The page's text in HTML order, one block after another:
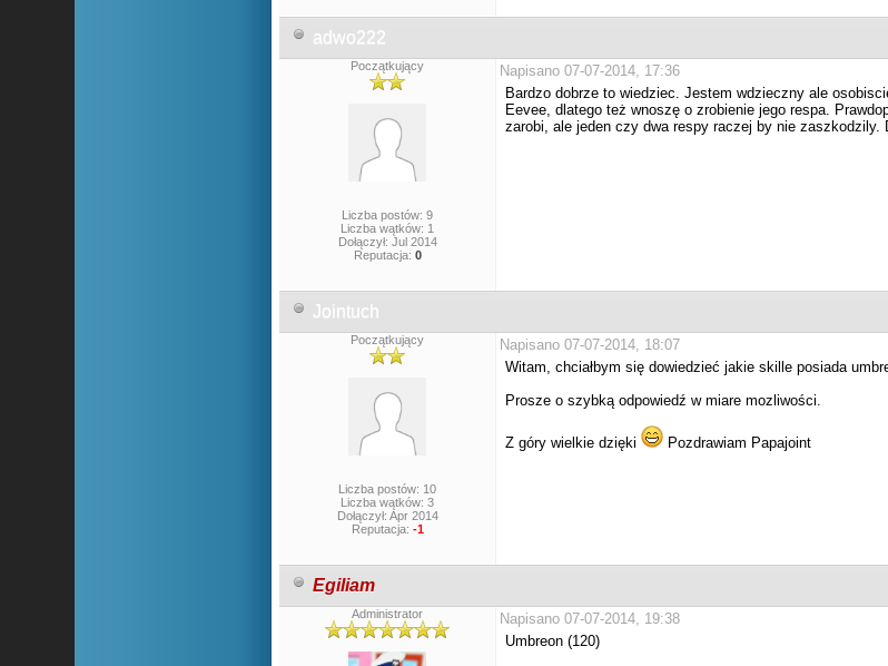
adwo222
Początkujący
Liczba postów: 9
Liczba wątków: 1
Dołączył: Jul 2014
Reputacja: 0
Napisano 07-07-2014, 17:36
Bardzo dobrze to wiedziec. Jestem wdzieczny ale
Eevee, dlatego też wnoszę o zrobienie jego respa.
zarobi, ale jeden czy dwa respy raczej by nie
Jointuch
Początkujący
Liczba postów: 10
Liczba wątków: 3
Dołączył: Apr 2014
Reputacja: -1
Napisano 07-07-2014, 18:07
Witam, chciałbym się dowiedzieć jakie skille posiada
Prosze o szybką odpowiedź w miare mozliwości.
Z góry wielkie dzięki Pozdrawiam Papajoint
Egiliam
Administrator
Napisano 07-07-2014, 19:38
Umbreon (120)